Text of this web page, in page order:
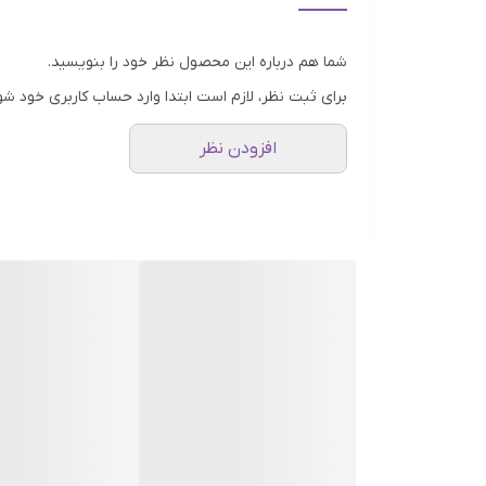
شده و فشرده شده به دست می‌آید. قهوه فوری یکی از
شما هم درباره این محصول نظر خود را بنویسید.
برای ثبت نظر، لازم است ابتدا وارد حساب کاربری خود
افزودن نظر